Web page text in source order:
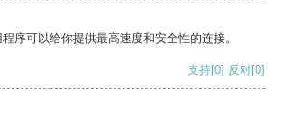
序可以给你提供最高速度和安全性的连接。
支持[0] 反对[0]